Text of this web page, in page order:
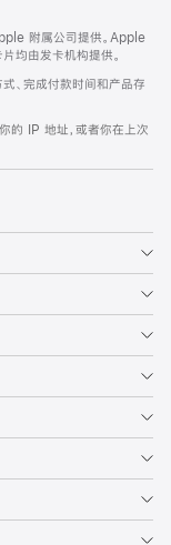
附属公司提供。Apple
均由发卡机构提供。
、完成付款时间和产品存
的 IP 地址，或者你在上次